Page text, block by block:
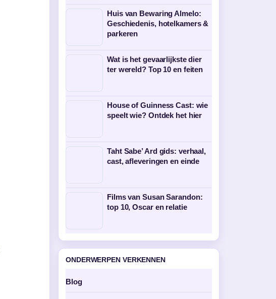
Huis van Bewaring Almelo:
Geschiedenis, hotelkamers &
parkeren
Wat is het gevaarlijkste dier
ter wereld? Top 10 en feiten
House of Guinness Cast: wie
speelt wie? Ontdek het hier
Taht Sabe’ Ard gids: verhaal,
cast, afleveringen en einde
Films van Susan Sarandon:
top 10, Oscar en relatie
ONDERWERPEN VERKENNEN
Blog